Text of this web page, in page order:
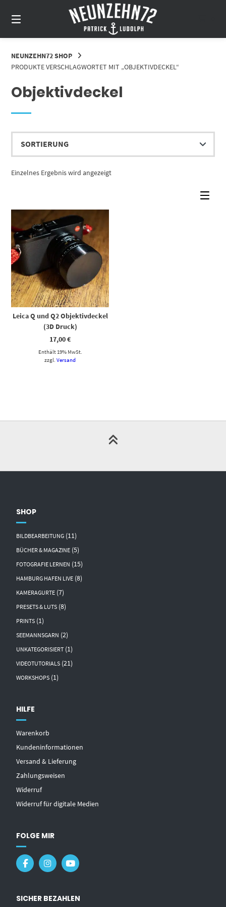
zum
Inhalt
NEUNZEHN72 SHOP
PRODUKTE VERSCHLAGWORTET MIT „OBJEKTIVDECKEL“
Objektivdeckel
Einzelnes Ergebnis wird angezeigt
Leica Q und Q2 Objektivdeckel
(3D Druck)
17,00€
Enthält 19% MwSt.
zzgl.Versand
SHOP
BILDBEARBEITUNG (11)
BÜCHER & MAGAZINE (5)
FOTOGRAFIE LERNEN (15)
HAMBURG HAFEN LIVE (8)
KAMERAGURTE (7)
PRESETS & LUTS (8)
PRINTS (1)
SEEMANNSGARN (2)
UNKATEGORISIERT (1)
VIDEOTUTORIALS (21)
WORKSHOPS (1)
HILFE
Warenkorb
Kundeninformationen
Versand & Lieferung
Zahlungsweisen
Widerruf
Widerruf für digitale Medien
FOLGE MIR
SICHER BEZAHLEN